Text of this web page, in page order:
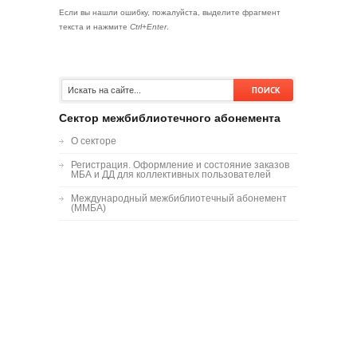
Если вы нашли ошибку, пожалуйста, выделите фрагмент
текста и нажмите Ctrl+Enter.
Сектор межбиблиотечного абонемента
О секторе
Регистрация. Оформление и состояние заказов
МБА и ДД для коллективных пользователей
Международный межбиблиотечный абонемент
(ММБА)